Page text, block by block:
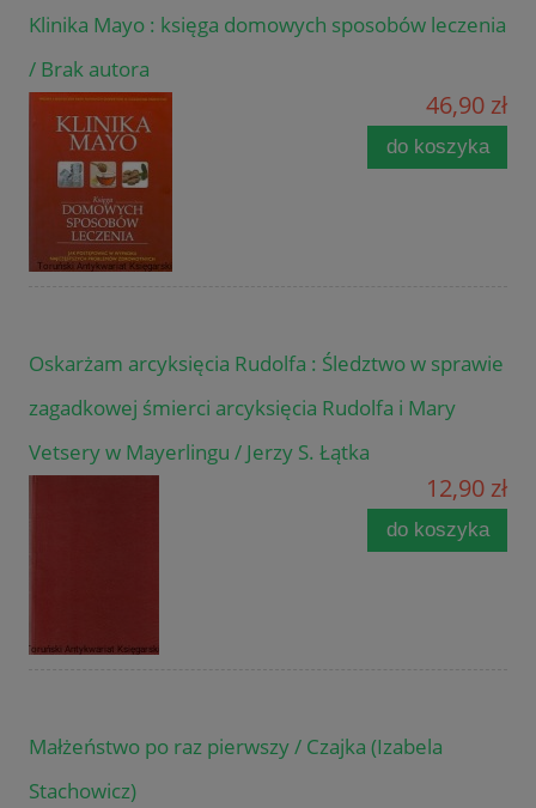
Klinika Mayo : księga domowych sposobów leczenia
/ Brak autora
46,90 zł
do koszyka
Oskarżam arcyksięcia Rudolfa : Śledztwo w sprawie
zagadkowej śmierci arcyksięcia Rudolfa i Mary
Vetsery w Mayerlingu / Jerzy S. Łątka
12,90 zł
do koszyka
Małżeństwo po raz pierwszy / Czajka (Izabela
Stachowicz)